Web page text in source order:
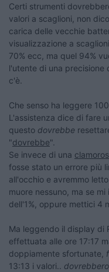
Certi strumenti
valori a scaglioni, non
carica delle vecchie
visualizzazione a
70% ecc, ma quel 94%
l'utente di una precisione
c'è.
Che senso ha leggere
L'assistenza dice di fare
questo dovrebbe
"dovrebbe".
Se invece di una
fosse stato un errore più
all'occhio e avremmo
muore nessuno, ma se
dell'1%, oppure mettici 4
Ma leggendo il display di
effettuata alle ore 17:17
doppiamente sfortunate,
13:13 i valori.. dovrebbero